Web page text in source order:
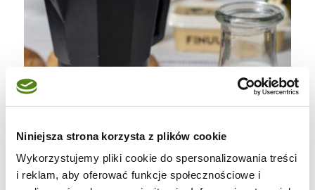
Niniejsza strona korzysta z plików cookie
Wykorzystujemy pliki cookie do spersonalizowania treści
i reklam, aby oferować funkcje społecznościowe i